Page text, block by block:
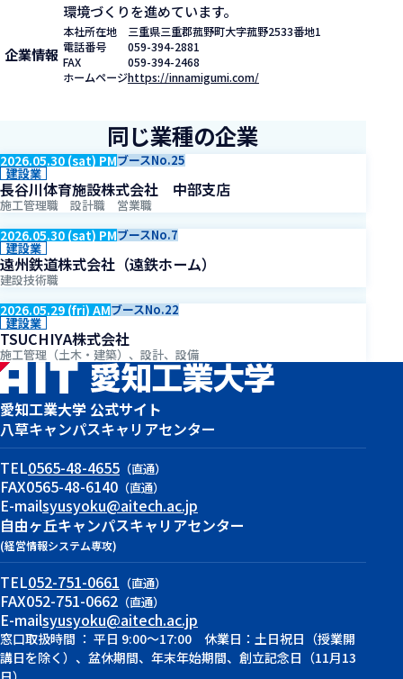
環境づくりを進めています。
企業情報
本社所在地
三重県三重郡菰野町大字菰野2533番地1
電話番号
059-394-2881
FAX
059-394-2468
ホームページhttps://innamigumi.com/
同じ業種の企業
2026.05.30 (sat) PMブースNo.25
建設業
長谷川体育施設株式会社 中部支店
施工管理職 設計職 営業職
2026.05.30 (sat) PMブースNo.7
建設業
遠州鉄道株式会社（遠鉄ホーム）
建設技術職
2026.05.29 (fri) AMブースNo.22
建設業
TSUCHIYA株式会社
施工管理（土木・建築）、設計、設備
愛知工業大学 公式サイト
八草キャンパスキャリアセンター
TEL0565-48-4655 （直通）
FAX0565-48-6140 （直通）
E-mailsyusyoku@aitech.ac.jp
自由ヶ丘キャンパスキャリアセンター
(経営情報システム専攻)
TEL052-751-0661 （直通）
FAX052-751-0662 （直通）
E-mailsyusyoku@aitech.ac.jp
窓口取扱時間 ： 平日 9:00～17:00 休業日：土日祝日（授業開
講日を除く）、盆休期間、年末年始期間、創立記念日（11月13